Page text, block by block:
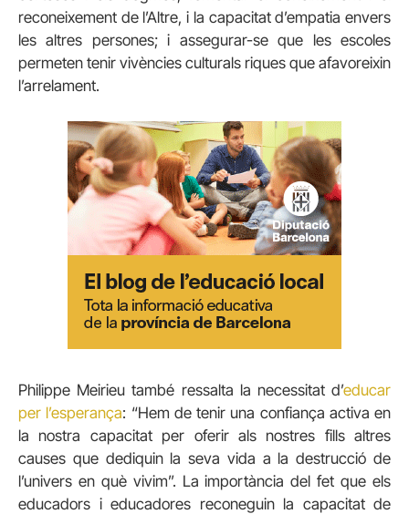
reconeixement de l’Altre, i la capacitat d’empatia envers
les altres persones; i assegurar-se que les escoles
permeten tenir vivències culturals riques que afavoreixin
l’arrelament.
Philippe Meirieu també ressalta la necessitat d’educar
per l’esperança: “Hem de tenir una confiança activa en
la nostra capacitat per oferir als nostres fills altres
causes que dediquin la seva vida a la destrucció de
l’univers en què vivim”. La importància del fet que els
educadors i educadores reconeguin la capacitat de